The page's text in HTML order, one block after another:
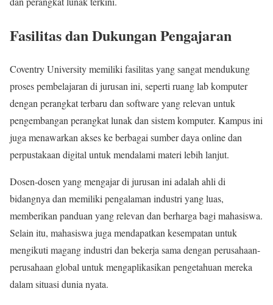
Fasilitas dan Dukungan Pengajaran
Coventry University memiliki fasilitas yang sangat mendukung
proses pembelajaran di jurusan ini, seperti ruang lab komputer
dengan perangkat terbaru dan software yang relevan untuk
pengembangan perangkat lunak dan sistem komputer. Kampus ini
juga menawarkan akses ke berbagai sumber daya online dan
perpustakaan digital untuk mendalami materi lebih lanjut.
Dosen-dosen yang mengajar di jurusan ini adalah ahli di
bidangnya dan memiliki pengalaman industri yang luas,
memberikan panduan yang relevan dan berharga bagi mahasiswa.
Selain itu, mahasiswa juga mendapatkan kesempatan untuk
mengikuti magang industri dan bekerja sama dengan perusahaan-
perusahaan global untuk mengaplikasikan pengetahuan mereka
dalam situasi dunia nyata.